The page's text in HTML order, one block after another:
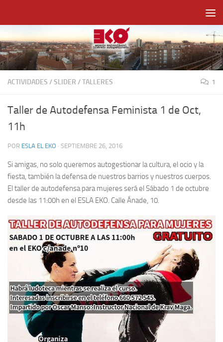
ACTIVIDADES /SLIDER /TALLERES 1
Taller de Autodefensa Feminista 1 de Oct,
11h
POR ESLA EL EKO · SEPTIEMBRE 26, 2016
Si amigas, no solo queremos autogestionar la cultura, el ocio y la
fiesta, también la defensa de nuestros barrios y nuestros cuerpos.
El taller de autodefensa para mujeres será el Sábado 1 de octubre
desde las 11:00h en el ESLA EKO. Calle Ánade, 10.